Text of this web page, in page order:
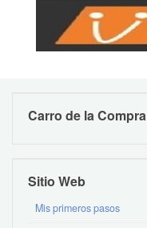
Carro de la Compra
Sitio Web
Mis primeros pasos